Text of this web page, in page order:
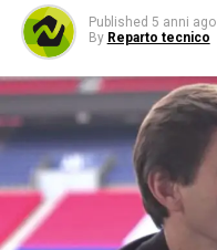
Published 5 anni ago
By Reparto tecnico